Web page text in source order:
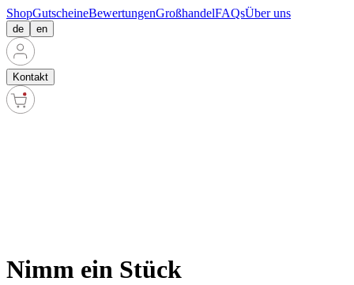
ShopGutscheineBewertungenGroßhandelFAQsÜber uns
de en
Kontakt
Nimm ein Stück